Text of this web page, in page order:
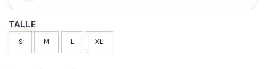
TALLE
S M L XL